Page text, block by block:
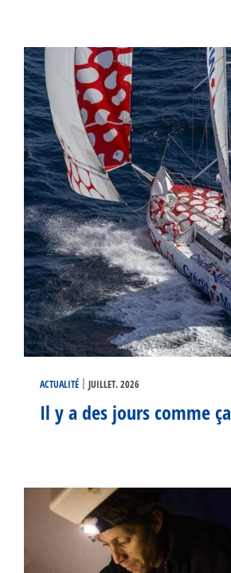
ACTUALITÉ | JUILLET. 2026
Il y a des jours comme ça